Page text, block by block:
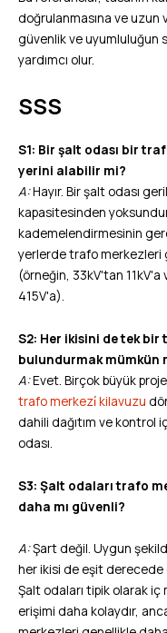
doğrulanmasına ve uzun
güvenlik ve uyumluluğun
yardımcı olur.
SSS
S1: Bir şalt odası bir
yerini alabilir mi?
A:Hayır. Bir şalt odası
kapasitesinden
kademelendirmesinin
yerlerde trafo merkezleri
(örneğin, 33kV'tan 11kV'a
415V'a).
S2: Her ikisini de tek bir
bulundurmak mümkün
A:Evet. Birçok büyük
trafo merkezi̇ kilavuzu
dahili dağıtım ve kontrol
odası.
S3: Şalt odaları trafo
daha mı güvenli?
A:Şart değil. Uygun
her ikisi de eşit derecede
Şalt odaları tipik olarak iç
erişimi daha kolaydır,